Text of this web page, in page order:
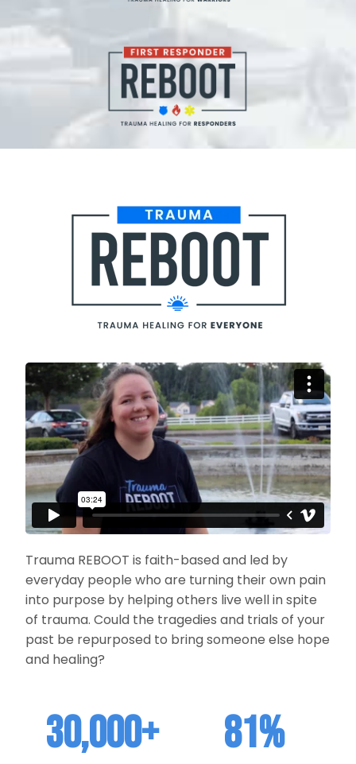
Trauma REBOOT is faith-based and led by
everyday people who are turning their own pain
into purpose by helping others live well in spite
of trauma. Could the tragedies and trials of your
past be repurposed to bring someone else hope
and healing?
30,000+ 81%